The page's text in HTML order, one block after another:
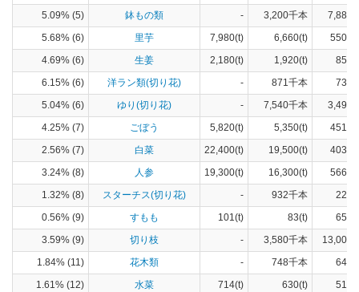
5.09% (5)
鉢もの類 - 3,200千本
5.68% (6)
里芋 7,980(t) 6,660(t)
4.69% (6)
生姜 2,180(t) 1,920(t)
6.15% (6)
洋ラン類(切り花) - 871千本
5.04% (6)
ゆり(切り花) - 7,540千本
4.25% (7)
ごぼう 5,820(t) 5,350(t)
2.56% (7)
白菜 22,400(t) 19,500(t)
3.24% (8)
人参 19,300(t) 16,300(t)
1.32% (8)
スターチス(切り花) - 932千本
0.56% (9)
すもも 101(t) 83(t)
3.59% (9)
切り枝 - 3,580千本
1.84% (11)
花木類 - 748千本
1.61% (12)
水菜 714(t) 630(t)